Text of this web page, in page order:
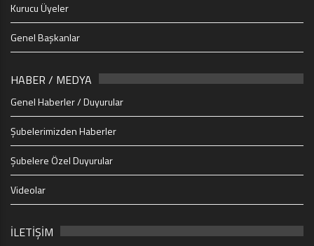
Kurucu Üyeler
Genel Başkanlar
HABER / MEDYA
Genel Haberler / Duyurular
Şubelerimizden Haberler
Şubelere Özel Duyurular
Videolar
İLETİŞİM